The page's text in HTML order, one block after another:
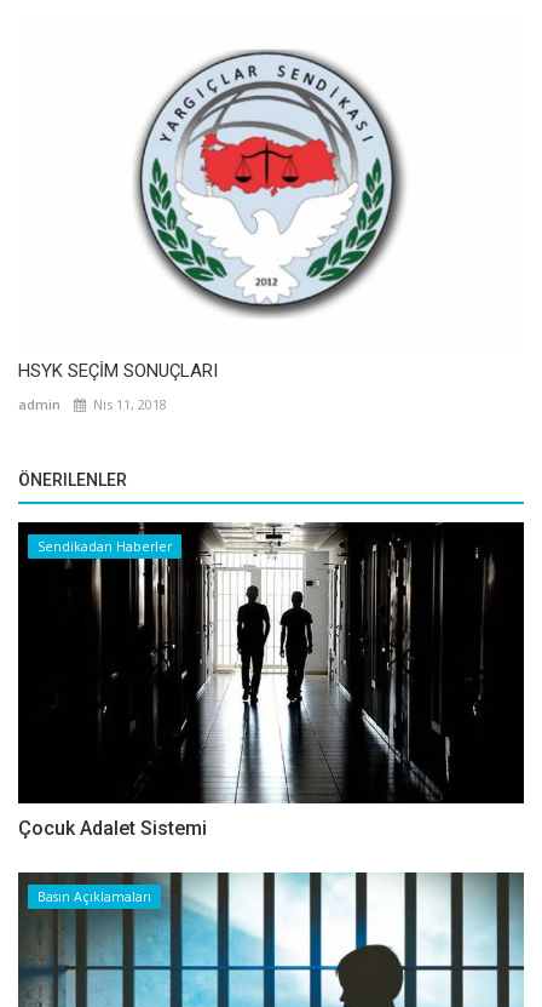
HSYK SEÇİM SONUÇLARI
admin Nis 11, 2018
ÖNERILENLER
Sendikadan Haberler
Çocuk Adalet Sistemi
Basın Açıklamaları